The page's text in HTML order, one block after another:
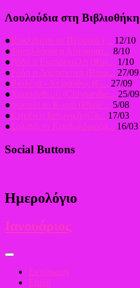
Λουλούδια στη Βιβλιοθήκη
●Κυκλάμινο το Περσικό (... 12/10
●Φριτιλλάρια η Αυτοκρατ... 8/10
●Ρόδη η Εκατόφυλλη (Ros... 1/10
●Ρόδη η Δαμασκηνή (Rosa... 27/09
●Βιολέτα - Χείρανθος (C... 27/09
●Χρυσάνθεμο (Chrysanthe... 25/09
●Φασόλι το Κοινό (Phase... 5/08
●Κιτρέα η Ιαπωνική (Cit... 17/03
●Σολανό το Κονδυλόρριζο... 16/03
Social Buttons
Ημερολόγιο
Ιανουάριος
Εκτύπωση
Email